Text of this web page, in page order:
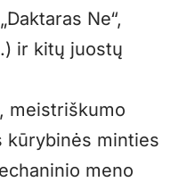
Ne“,
ir kitų juostų
meistriškumo
kūrybinės minties
meno